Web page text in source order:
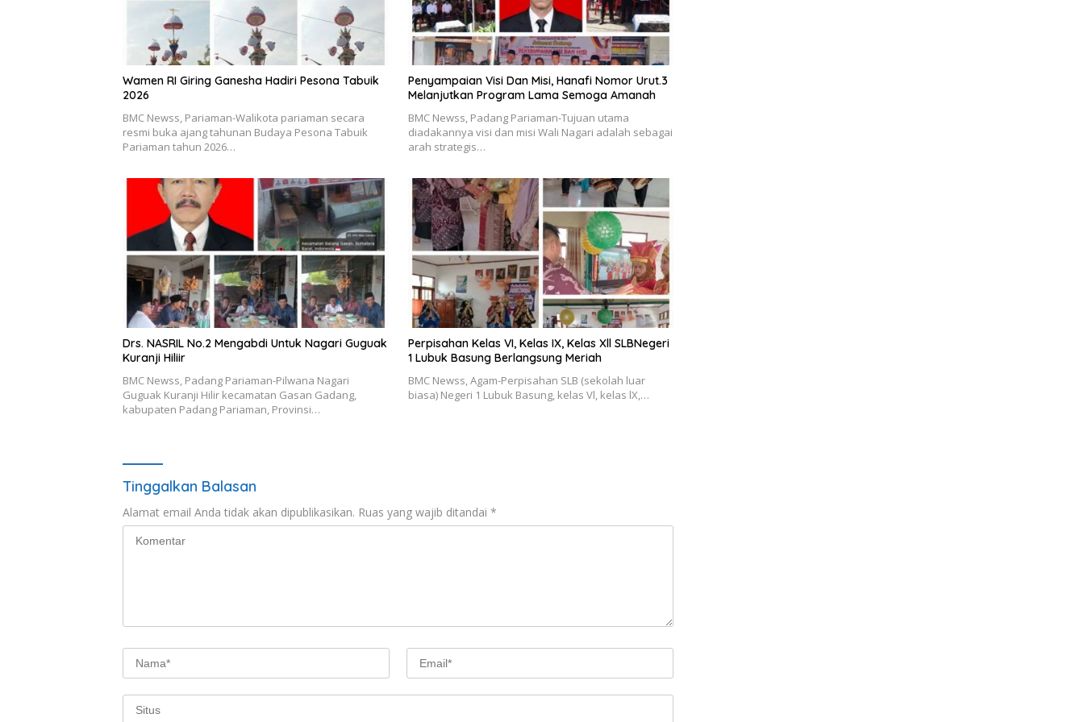
Wamen RI Giring Ganesha Hadiri Pesona Tabuik
2026
BMC Newss, Pariaman-Walikota pariaman secara
resmi buka ajang tahunan Budaya Pesona Tabuik
Pariaman tahun 2026…
Penyampaian Visi Dan Misi, Hanafi Nomor Urut.3
Melanjutkan Program Lama Semoga Amanah
BMC Newss, Padang Pariaman-Tujuan utama
diadakannya visi dan misi Wali Nagari adalah sebagai
arah strategis…
Drs. NASRIL No.2 Mengabdi Untuk Nagari Guguak
Kuranji Hiliir
BMC Newss, Padang Pariaman-Pilwana Nagari
Guguak Kuranji Hilir kecamatan Gasan Gadang,
kabupaten Padang Pariaman, Provinsi…
Perpisahan Kelas VI, Kelas IX, Kelas Xll SLBNegeri
1 Lubuk Basung Berlangsung Meriah
BMC Newss, Agam-Perpisahan SLB (sekolah luar
biasa) Negeri 1 Lubuk Basung, kelas Vl, kelas lX,…
Tinggalkan Balasan
Alamat email Anda tidak akan dipublikasikan. Ruas yang wajib ditandai *